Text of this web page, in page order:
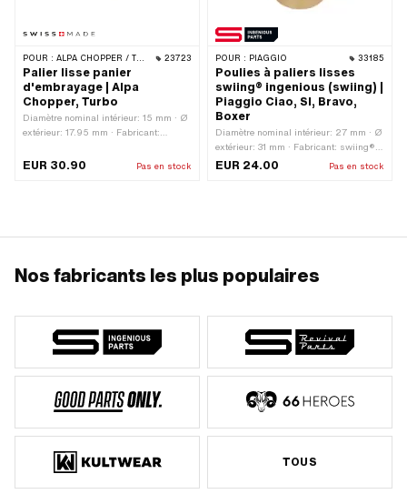
POUR : ALPA CHOPPER / TURBO 23723
Palier lisse panier
d'embrayage | Alpa
Chopper, Turbo
Diamètre nominal intérieur: 15 mm · Ø
extérieur: 17.95 mm · Fabricant:
Ø intérieur: 15 mm · Hauteur totale:
EUR 30.90 Pas en stock
POUR : PIAGGIO 33185
Poulies à paliers lisses
swiing® ingenious (swiing) |
Piaggio Ciao, SI, Bravo,
Boxer
Diamètre nominal intérieur: 27 mm · Ø
extérieur: 31 mm · Fabricant: swiing®
pièces ingénieuses · Matériau: bronze
EUR 24.00 Pas en stock
Nos fabricants les plus populaires
TOUS